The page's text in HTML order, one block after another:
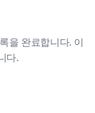
을 완료합니다. 이
다.